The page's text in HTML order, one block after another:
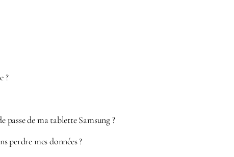
?
passe de ma tablette Samsung ?
perdre mes données ?